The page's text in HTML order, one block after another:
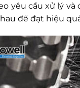
yêu cầu xử lý
để đạt hiệu